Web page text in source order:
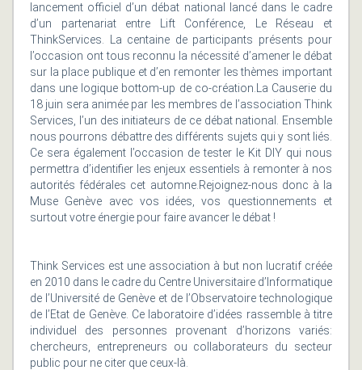
lancement officiel d’un débat national lancé dans le cadre
d’un partenariat entre Lift Conférence, Le Réseau et
ThinkServices. La centaine de participants présents pour
l’occasion ont tous reconnu la nécessité d’amener le débat
sur la place publique et d’en remonter les thèmes important
dans une logique bottom-up de co-création.La Causerie du
18 juin sera animée par les membres de l’association Think
Services, l’un des initiateurs de ce débat national. Ensemble
nous pourrons débattre des différents sujets qui y sont liés.
Ce sera également l’occasion de tester le Kit DIY qui nous
permettra d’identifier les enjeux essentiels à remonter à nos
autorités fédérales cet automne.Rejoignez-nous donc à la
Muse Genève avec vos idées, vos questionnements et
surtout votre énergie pour faire avancer le débat !
Think Services est une association à but non lucratif créée
en 2010 dans le cadre du Centre Universitaire d’Informatique
de l’Université de Genève et de l’Observatoire technologique
de l’Etat de Genève. Ce laboratoire d’idées rassemble à titre
individuel des personnes provenant d’horizons variés:
chercheurs, entrepreneurs ou collaborateurs du secteur
public pour ne citer que ceux-là.